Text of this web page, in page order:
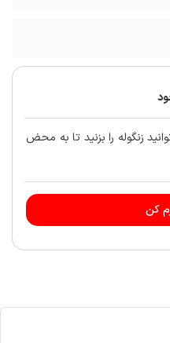
زنگوله را بزنید تا به محض
کن